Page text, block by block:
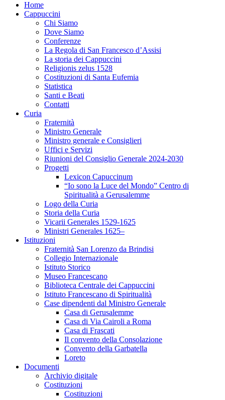
Home
Cappuccini
Chi Siamo
Dove Siamo
Conferenze
La Regola di San Francesco d’Assisi
La storia dei Cappuccini
Religionis zelus 1528
Costituzioni di Santa Eufemia
Statistica
Santi e Beati
Contatti
Curia
Fraternità
Ministro Generale
Ministro generale e Consiglieri
Uffici e Servizi
Riunioni del Consiglio Generale 2024-2030
Progetti
Lexicon Capuccinum
“Io sono la Luce del Mondo” Centro di
Spiritualità a Gerusalemme
Logo della Curia
Storia della Curia
Vicarii Generales 1529-1625
Ministri Generales 1625–
Istituzioni
Fraternità San Lorenzo da Brindisi
Collegio Internazionale
Istituto Storico
Museo Francescano
Biblioteca Centrale dei Cappuccini
Istituto Francescano di Spiritualità
Case dipendenti dal Ministro Generale
Casa di Gerusalemme
Casa di Via Cairoli a Roma
Casa di Frascati
Il convento della Consolazione
Convento della Garbatella
Loreto
Documenti
Archivio digitale
Costituzioni
Costituzioni